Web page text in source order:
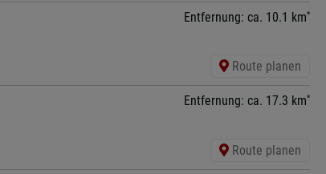
Entfernung: ca. 10.1 km*
Route planen
Entfernung: ca. 17.3 km*
Route planen